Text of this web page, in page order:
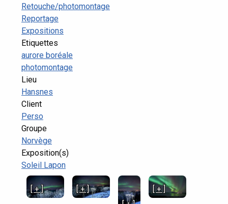
Retouche/photomontage
Reportage
Expositions
Etiquettes
aurore boréale
photomontage
Lieu
Hansnes
Client
Perso
Groupe
Norvège
Exposition(s)
Soleil Lapon
[ + ]
[ + ]
[ + ]